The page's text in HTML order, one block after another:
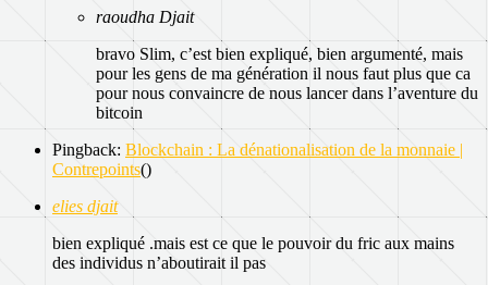
raoudha Djait
bravo Slim, c’est bien expliqué, bien argumenté, mais
pour les gens de ma génération il nous faut plus que ca
pour nous convaincre de nous lancer dans l’aventure du
bitcoin
Pingback: Blockchain : La dénationalisation de la monnaie |
Contrepoints()
elies djait
bien expliqué .mais est ce que le pouvoir du fric aux mains
des individus n’aboutirait il pas